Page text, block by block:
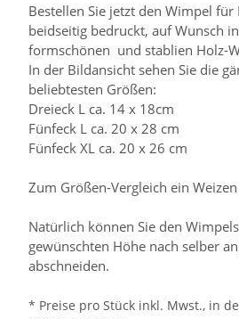
Bestellen Sie jetzt den Wimpel
beidseitig bedruckt, auf Wunsch
formschönen und stablien Holz-
In der Bildansicht sehen Sie die
beliebtesten Größen:
Dreieck L ca. 14 x 18cm
Fünfeck L ca. 20 x 28 cm
Fünfeck XL ca. 20 x 26 cm
Zum Größen-Vergleich ein
Natürlich können Sie den
gewünschten Höhe nach selber
abschneiden.
* Preise pro Stück inkl. Mwst., in